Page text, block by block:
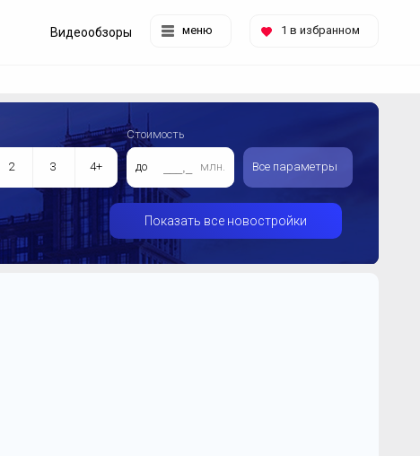
меню 1 в избранном
Видеообзоры
2 3 4+
Стоимость
до млн. Все параметры
Показать все новостройки